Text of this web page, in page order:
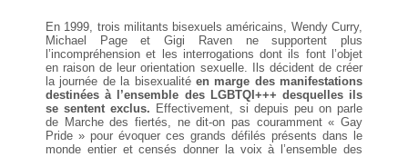
En 1999, trois militants bisexuels américains, Wendy Curry,
Michael
Page et Gigi Raven ne supportent plus
l’incompréhension et les interrogations dont ils font l’objet
en raison de leur orientation sexuelle. Ils décident de créer
la journée de la bisexualité en marge des manifestations
destinées à l’ensemble des LGBTQI+++ desquelles ils
se sentent exclus. Effectivement, si depuis peuon parle
de Marche des fiertés, ne dit-on pas couramment « Gay
Pride » pour évoquer ces grands défilés présents dans le
monde entier et censés donner la voix à l’ensemble des